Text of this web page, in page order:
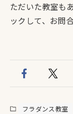
ただいた教室も
ックして、お問
フラダンス教室